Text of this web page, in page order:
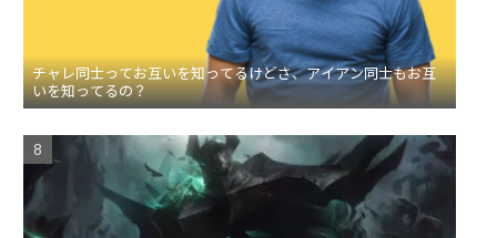
チャレ同士ってお互いを知ってるけどさ、アイアン同士もお互
いを知ってるの？